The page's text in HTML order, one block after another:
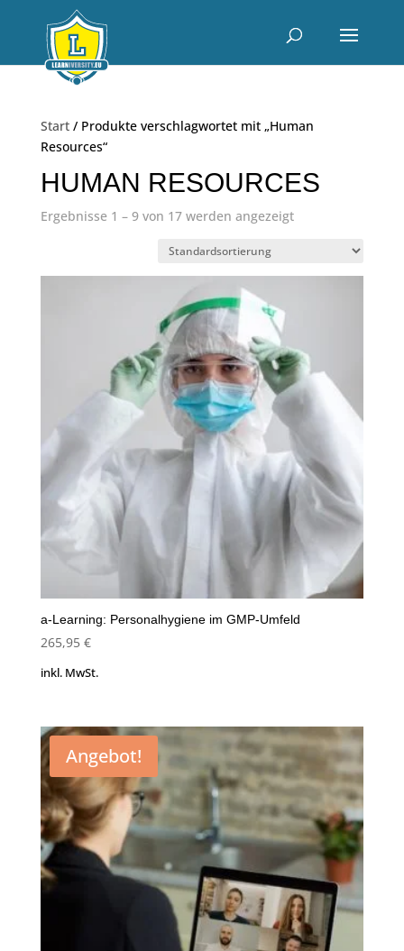
Start/ Produkte verschlagwortet mit „Human
Resources“
HUMAN RESOURCES
Ergebnisse 1 – 9 von 17 werden angezeigt
a-Learning: Personalhygiene im GMP-Umfeld
265,95 €
inkl. MwSt.
Angebot!